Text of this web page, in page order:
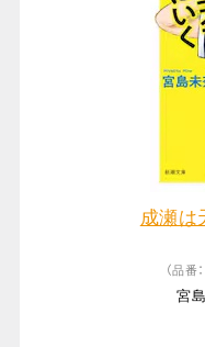
成瀬は
（品
宮